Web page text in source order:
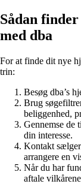
Sådan
med dba
For at finde dit nye
trin:
Besøg dba’s
Brug
beliggenhed,
Gennemse de
din interesse.
Kontakt
arrangere en
Når du har
aftale